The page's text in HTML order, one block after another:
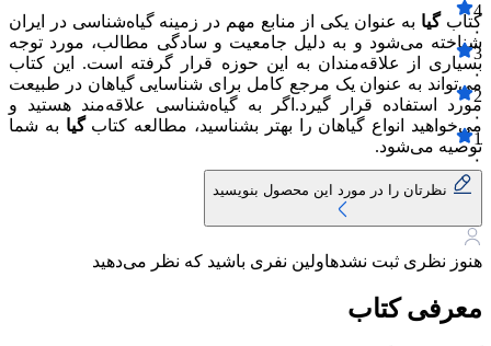
کتابگیا به عنوان یکی از منابع مهم در زمینه گیاه‌شناسی در ایران
شناخته می‌شود و به دلیل جامعیت و سادگی مطالب، مورد توجه
بسیاری از علاقه‌مندان به این حوزه قرار گرفته است. این کتاب
می‌تواند به عنوان یک مرجع کامل برای شناسایی گیاهان در طبیعت
مورد استفاده قرار گیرد.اگر به گیاه‌شناسی علاقه‌مند هستید و
می‌خواهید انواع گیاهان را بهتر بشناسید، مطالعه کتاب گیا به شما
توصیه می‌شود.
4
۰
3
۰
2
۰
1
۰
نظرتان را در مورد این محصول بنویسید
هنوز نظری ثبت نشدهاولین نفری باشید که نظر می‌دهید
معرفی کتاب